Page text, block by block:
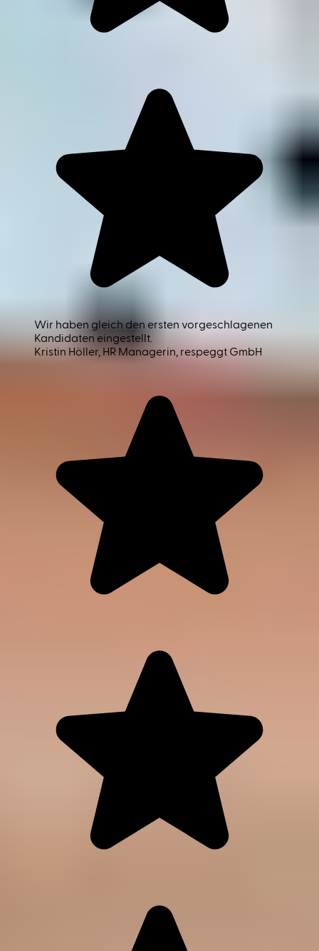
Wir haben gleich den ersten vorgeschlagenen
Kandidaten eingestellt.
Kristin Höller, HR Managerin, respeggt GmbH